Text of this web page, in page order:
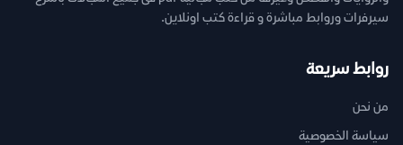
سيرفرات وروابط مباشرة و قراءة كتب اونلاين.
روابط سريعة
من نحن
سياسة الخصوصية